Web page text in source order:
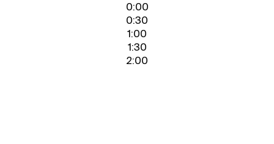
0:00
0:30
1:00
1:30
2:00